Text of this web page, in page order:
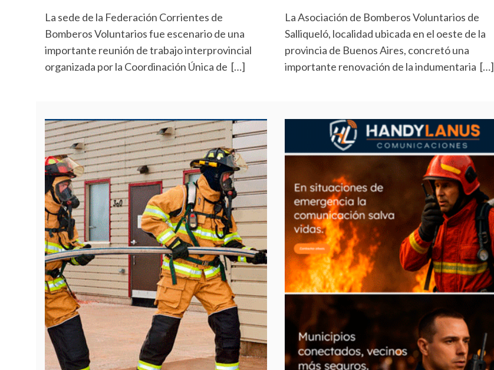
La sede de la Federación Corrientes de
Bomberos Voluntarios fue escenario de una
importante reunión de trabajo interprovincial
organizada por la Coordinación Única de […]
La Asociación de Bomberos Voluntarios de
Salliqueló, localidad ubicada en el oeste de la
provincia de Buenos Aires, concretó una
importante renovación de la indumentaria […]